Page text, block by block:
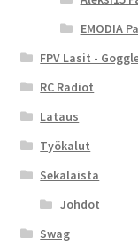
EMODIA
FPV Lasit -
RC Radiot
Lataus
Työkalut
Sekalaista
Johdot
Swag